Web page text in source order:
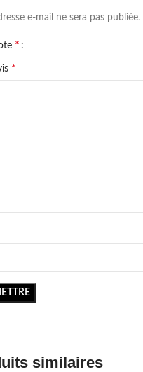
e-mail ne sera pas publiée.
*
*
similaires